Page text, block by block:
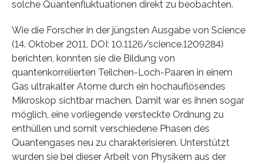
solche Quantenfluktuationen direkt zu beobachten.
Wie die Forscher in der jüngsten Ausgabe von Science
(14. Oktober 2011, DOI: 10.1126/science.1209284)
berichten, konnten sie die Bildung von
quantenkorrelierten Teilchen-Loch-Paaren in einem
Gas ultrakalter Atome durch ein hochauflösendes
Mikroskop sichtbar machen. Damit war es ihnen sogar
möglich, eine vorliegende versteckte Ordnung zu
enthüllen und somit verschiedene Phasen des
Quantengases neu zu charakterisieren. Unterstützt
wurden sie bei dieser Arbeit von Physikern aus der